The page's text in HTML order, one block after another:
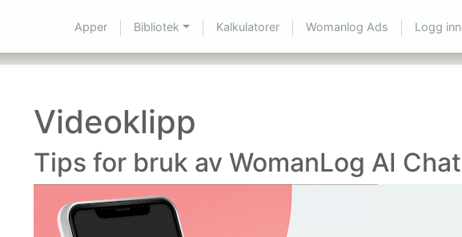
Apper Bibliotek Kalkulatorer Womanlog Ads Logg inn
Videoklipp
Tips for bruk av WomanLog AI Chat